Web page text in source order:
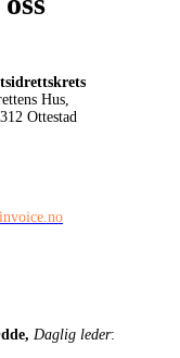
Hus,
Ottestad
Daglig leder: